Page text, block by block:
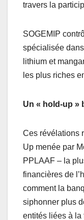
travers la
SOGEMIP
spécialisée
lithium et
les plus riches
Un « hold-up »
Ces révélations
Up menée par
PPLAAF – la
financières de
comment la
siphonner plus
entités liées à